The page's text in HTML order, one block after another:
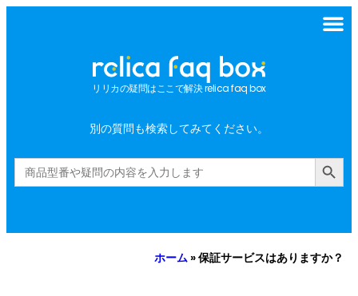
リリカの疑問はここで解決 relica faq box
別の質問も検索してみてください。
Search
for:
Search Button
ホーム »保証サービスはありますか？